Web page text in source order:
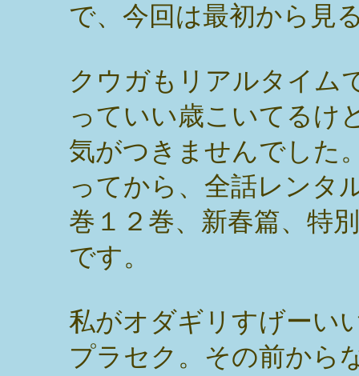
で、今回は最初から見
クウガもリアルタイム
っていい歳こいてるけ
気がつきませんでした
ってから、全話レンタ
巻１２巻、新春篇、特
です。
私がオダギリすげーい
プラセク。その前から